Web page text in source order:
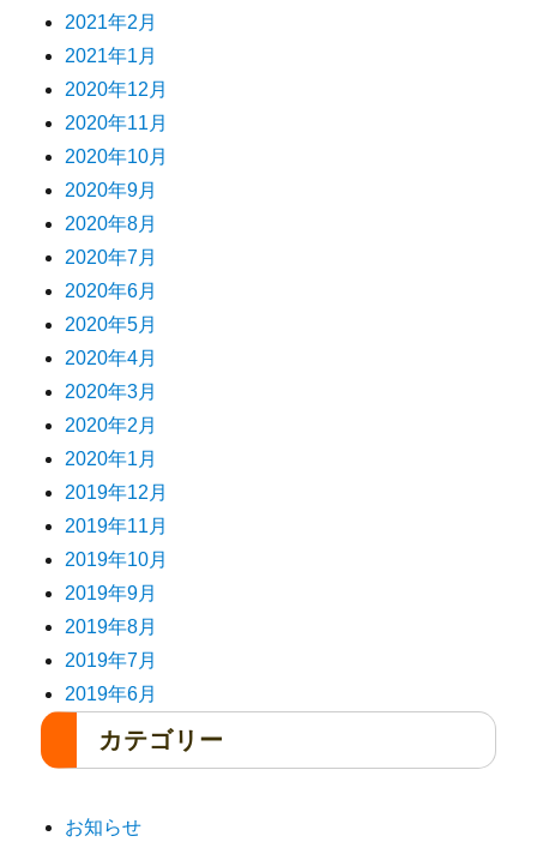
2021年2月
2021年1月
2020年12月
2020年11月
2020年10月
2020年9月
2020年8月
2020年7月
2020年6月
2020年5月
2020年4月
2020年3月
2020年2月
2020年1月
2019年12月
2019年11月
2019年10月
2019年9月
2019年8月
2019年7月
2019年6月
カテゴリー
お知らせ